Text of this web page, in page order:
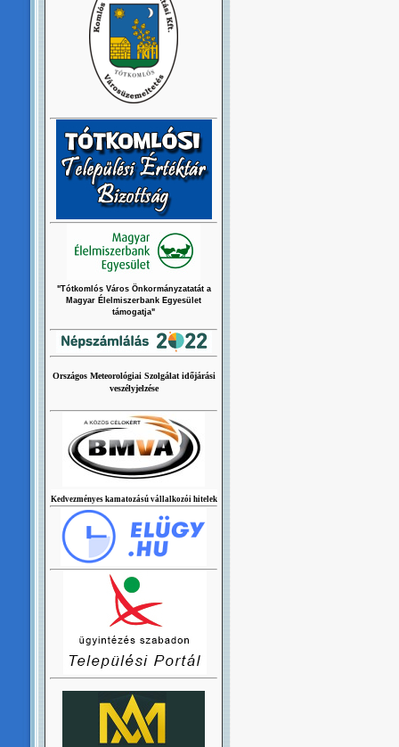
"Tótkomlós Város Önkormányzatatát a
Magyar Élelmiszerbank Egyesület
támogatja"
Országos Meteorológiai Szolgálat időjárási
veszélyjelzése
Kedvezményes kamatozású vállalkozói hitelek